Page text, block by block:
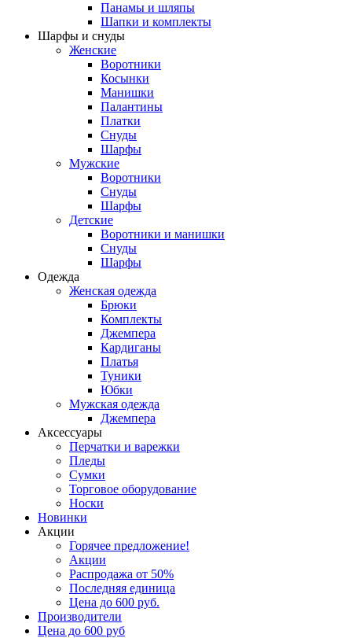
Панамы и шляпы
Шапки и комплекты
Шарфы и снуды
Женские
Воротники
Косынки
Манишки
Палантины
Платки
Снуды
Шарфы
Мужские
Воротники
Снуды
Шарфы
Детские
Воротники и манишки
Снуды
Шарфы
Одежда
Женская одежда
Брюки
Комплекты
Джемпера
Кардиганы
Платья
Туники
Юбки
Мужская одежда
Джемпера
Аксессуары
Перчатки и варежки
Пледы
Сумки
Торговое оборудование
Носки
Новинки
Акции
Горячее предложение!
Акции
Распродажа от 50%
Последняя единица
Цена до 600 руб.
Производители
Цена до 600 руб